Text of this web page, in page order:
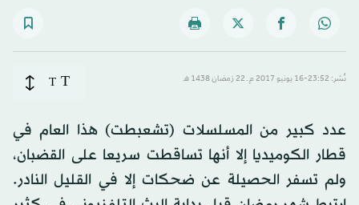
نُشر: 23:52-16 يونيو 2017 م ـ 22 رَمضان 1438 هـ T
T
عدد كبير من المسلسلات (تشعبطت) هذا العام في
قطار الكوميديا إلا أنها تساقطت سريعا على القضبان،
ولم تسفر الحصيلة عن ضحكات إلا في القليل النادر.